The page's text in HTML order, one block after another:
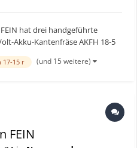
hat drei handgeführte
Akku-Kantenfräse AKFH 18-5
8 R und KFH 17-15 R. Sie
erleichtern, die Fasen
17-15 r (und 15 weitere)
FEIN